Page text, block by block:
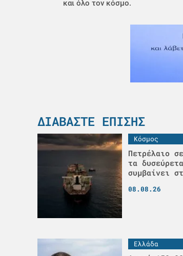
και όλο τον κόσμο.
ΔΙΑΒΆΣΤΕ ΕΠΊΣΗΣ
Κόσμος
Πετρέλαιο
τα
συμβαίνει
08.08.26
Ελλάδα